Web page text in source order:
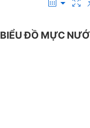
BIỂU ĐỒ MỰC